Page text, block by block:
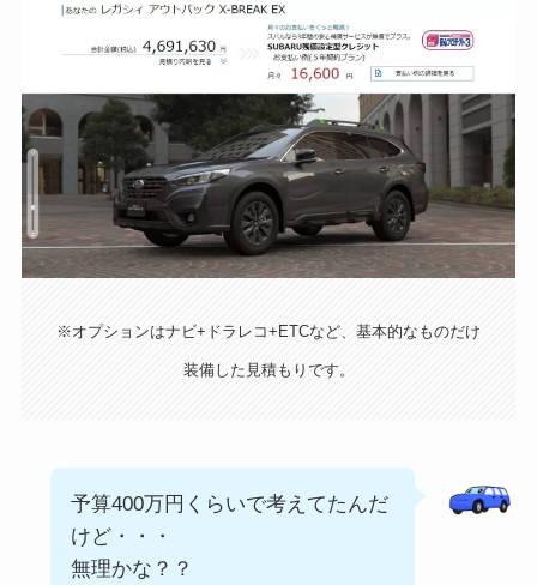
※オプションはナビ+ドラレコ+ETCなど、基本的なものだけ
装備した見積もりです。
予算400万円くらいで考えてたんだ
けど・・・
無理かな？？